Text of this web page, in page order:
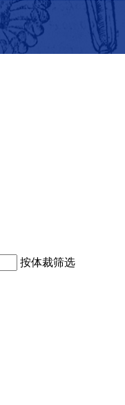
按体裁筛选